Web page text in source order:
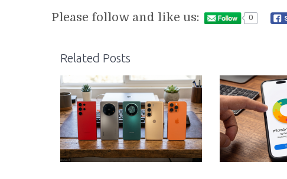
Please follow and like us: 0
Related Posts